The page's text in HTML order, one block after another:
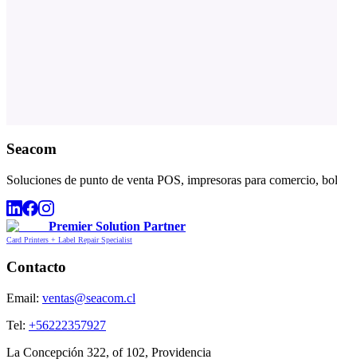
Seacom
Soluciones de punto de venta POS, impresoras para comercio,
Premier Solution Partner
Card Printers + Label Repair Specialist
Contacto
Email: ventas@seacom.cl
Tel: +56222357927
La Concepción 322, of 102, Providencia